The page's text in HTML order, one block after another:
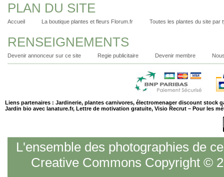
PLAN DU SITE
Accueil La boutique plantes et fleurs Florum.fr Toutes les plantes du site par
RENSEIGNEMENTS
Devenir annonceur sur ce site Regie publicitaire Devenir membre
Liens partenaires : Jardinerie, plantes carnivores, électromenager discount stock
Jardin bio avec lanature.fr, Lettre de motivation gratuite, Visio Recrut – Pour les
L'ensemble des photographies de
Creative Commons Copyright ©